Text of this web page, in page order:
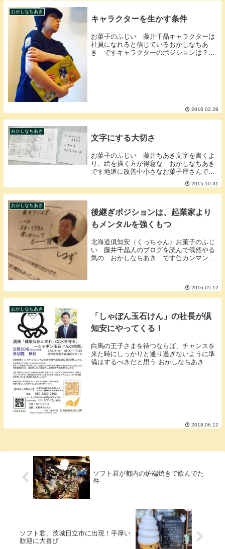
しかしたらもう古くって生産者が今何をし
おかしなちあき
キャラクターを生かす条件
お菓子のふじい 藤井千晶キャラクターは
社員になれると信じているおかしなちあ
き ですキャラクターのボジションは？お
2016.02.28
おかしなちあき
文字にする大切さ
お菓子のふじい 藤井ちあき文字を書くよ
り、絵を描く方が得意な おかしなちあき
です地道に改善中小さなお菓子屋さんです
が複数人が働くようになってくるとちょっ
とづつ「ズレ」が発生その「ズレ」はスト
レスなってきたりすることも多々。「何度
2015.10.31
おかしなちあき
後継ぎポジションは、起業家より
もメンタルを強くもつ
北海道倶知安（くっちゃん）お菓子のふじ
い 藤井千晶人のブログを読んで俄然やる
気の おかしなちあき です缶カンマンの
味ないって僕...
2016.05.12
おかしなちあき
「しゃぼん玉石けん」の社長が倶
知安にやってくる！
白馬の王子さまを待つならば、チャンスを
来た時にしっかりと通り過ぎないように準
備はするべきだと思う おかしなちあき こ
2018.06.12
ソフト君が都内の炉端焼きで飲んでた
件
ソフト君、茨城日立市に出現！手厚い
歓迎に大喜び